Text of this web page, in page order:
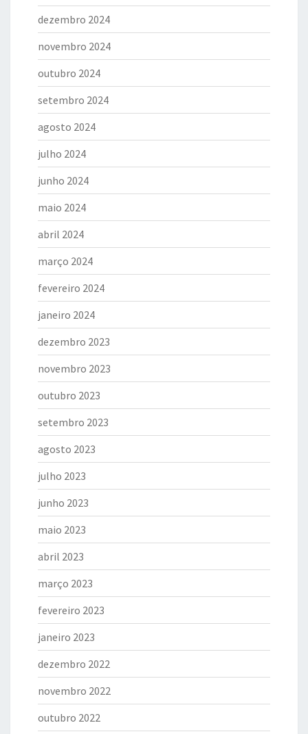
dezembro 2024
novembro 2024
outubro 2024
setembro 2024
agosto 2024
julho 2024
junho 2024
maio 2024
abril 2024
março 2024
fevereiro 2024
janeiro 2024
dezembro 2023
novembro 2023
outubro 2023
setembro 2023
agosto 2023
julho 2023
junho 2023
maio 2023
abril 2023
março 2023
fevereiro 2023
janeiro 2023
dezembro 2022
novembro 2022
outubro 2022